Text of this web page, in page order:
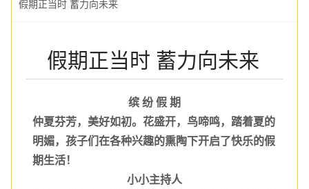
假期正当时 蓄力向未来
假期正当时 蓄力向未来
缤 纷 假 期
仲夏芬芳，美好如初。花盛开，鸟啼鸣，踏着夏的
明媚，孩子们在各种兴趣的熏陶下开启了快乐的假
期生活！
小小主持人